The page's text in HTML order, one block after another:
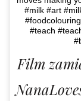
#milk #art
#teach
Film